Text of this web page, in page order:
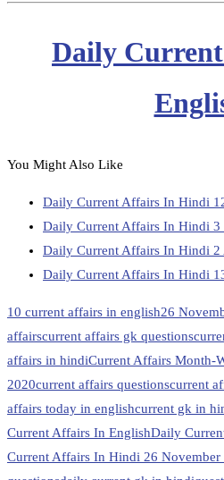
Daily
You Might Also Like
Daily Current Affairs In Hindi
Daily Current Affairs In Hindi 3
Daily Current Affairs In Hindi 2
Daily Current Affairs In Hindi
10 current affairs in english26
affairscurrent affairs gk questions
affairs in hindiCurrent Affairs Month-
2020current affairs questionscurrent
affairs today in englishcurrent gk in
Current Affairs In EnglishDaily
Current Affairs In Hindi 26 November